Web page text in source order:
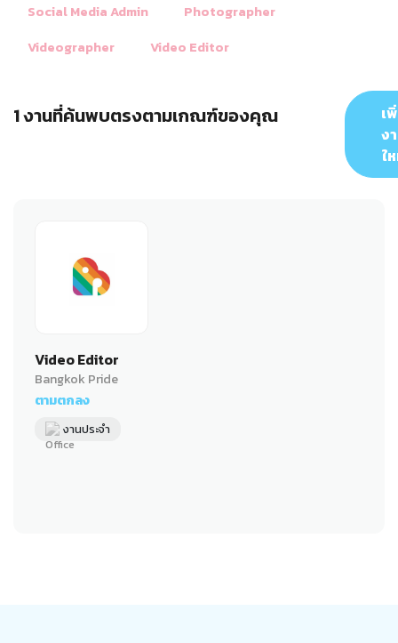
Social Media Admin
Photographer
Videographer
Video Editor
1 งานที่ค้นพบตรงตามเกณฑ์ของคุณ
เ
ง
ใ
Video Editor
Bangkok Pride
ตามตกลง
งานประจำ